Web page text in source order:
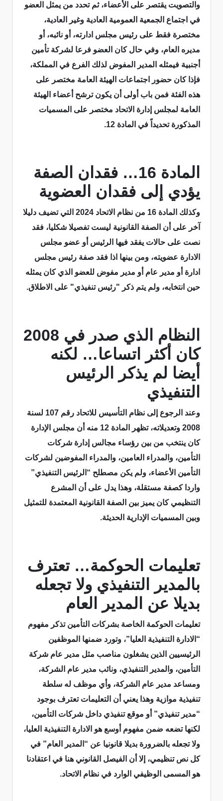
والتصويت يقتصر على الأعضاء، ثم تحدد من يمثل العضو
في اجتماع الجمعية العمومية العادية وغير العادية،
مختصرة فقط على رئيس مجلس ادارته، أو نائبه، أو
مديره العام، وفي حال كان العضو فرعا لشركة تأمين
أجنبية فيمثله المدير المفوض لذلك الفرع في المملكة،
فإذا كان حضور اجتماعات الهيئة العامة مختصر على
هذه الفئة فمن باب أولى أن يكون ترشح أعضاء الهيئة
العامة لمجلس إدارة الاتحاد مختصر على المسميات
المذكورة تحديداً في المادة 12.
المادة 16… فقدان الصفة
يؤدي إلى فقدان العضوية
وكذلك المادة 16 من نظام الاتحاد 2024 التي تضيف دليلا
آخر على أن الصفة القانونية ليست تفصيلا شكليا، فقد
نصت على حالات يفقد فيها الرئيس أو عضو مجلس
الادارة عضويته، ومن بينها اذا فقد صفة رئيس مجلس
ادارة أو مدير عام أو مدير مفوض للعضو الذي كان يمثله
حين انتخابه، ولم يتم ذكر "رئيس تنفيذي" على الاطلاق.
النظام الذي صدر في 2008
كان أكثر اتساعا… لكنه
أيضا لم يذكر الرئيس
التنفيذي
وعند الرجوع إلى نظام التأسيس للاتحاد رقم 107 لسنة
2008 وتعديلاته، تظهر المادة 12 منه أن مجلس الإدارة
كان ينتخب من بين رؤساء مجالس إدارة شركات
التأمين، والمدراء العامين، والمدراء المفوضين لشركات
التأمين الأعضاء، ولم يكن مصطلح “الرئيس التنفيذي”
واردا كصفة مستقلة، وهذا يدل على أن المشرع
التنظيمي كان يميز بين الصفة القانونية المعتمدة للتمثيل
وبين المسميات الإدارية الحديثة.
تعليمات الحوكمة… تعترف
بالمدير التنفيذي ولا تجعله
بديلا عن المدير العام
تعليمات الحوكمة الخاصة بشركات التأمين تذكر مفهوم
“الادارة التنفيذية العليا”، وتورد ضمنها الموظفين
الرئيسيين الذين يشغلون مناصب مثل مدير عام شركة
التأمين، والمدير التنفيذي، ونائب مدير عام الشركة،
ومساعد مدير عام الشركة، وأي موظف له سلطة
تنفيذية موازية وهذا يعني أن التعليمات تعترف بوجود
“مدير تنفيذي” أو موقع تنفيذي داخل شركات التأمين،
لكنها تضعه ضمن مفهوم أوسع هو الادارة التنفيذية العليا،
ولا تجعله بالضرورة بديلا قانونيا عن “المدير العام” في
كل نص تنظيمي، إلا أن الفيصل القانوني هنا في اعتقادنا
هو المسمى الوظيفي الوارد في نظام الاتحاد.